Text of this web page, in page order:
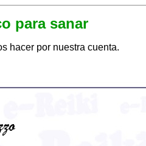
para sanar
hacer por nuestra cuenta.